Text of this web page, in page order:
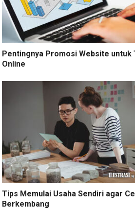
Pentingnya Promosi Website untuk
Online
Tips Memulai Usaha Sendiri agar
Berkembang